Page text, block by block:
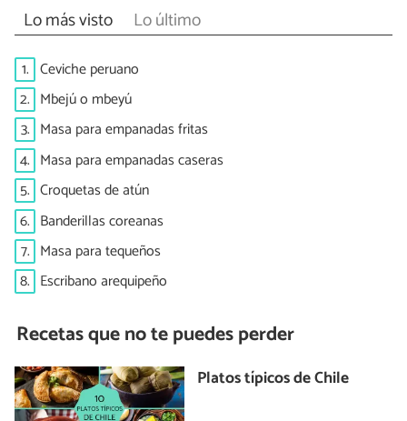
Lo más visto Lo último
1. Ceviche peruano
2. Mbejú o mbeyú
3. Masa para empanadas fritas
4. Masa para empanadas caseras
5. Croquetas de atún
6. Banderillas coreanas
7. Masa para tequeños
8. Escribano arequipeño
Recetas que no te puedes perder
Platos típicos de Chile